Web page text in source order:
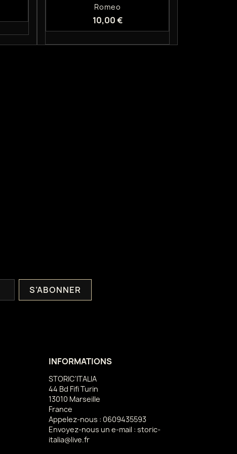
Romeo
10,00 €
INFORMATIONS
STORIC'ITALIA
44 Bd Fifi Turin
13010 Marseille
France
Appelez-nous : 0609435593
Envoyez-nous un e-mail : storic-
italia@live.fr